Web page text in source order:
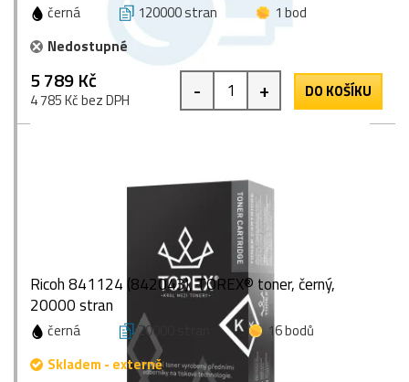
černá 120000 stran
1 bod
Nedostupné
5 789 Kč
4 785 Kč bez DPH - + DO KOŠÍKU
Ricoh 841124 (842043), TOREX® toner, černý,
20000 stran
černá 20000 stran
16 bodů
Skladem - externě